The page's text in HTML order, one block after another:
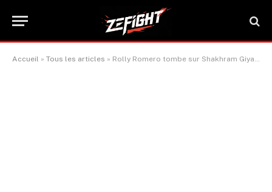
Accueil » Tous les articles » Rolly Romero tombe sur Shakhram Giyasov : une pression intense sur la WBA pour un combat de titre immédiat